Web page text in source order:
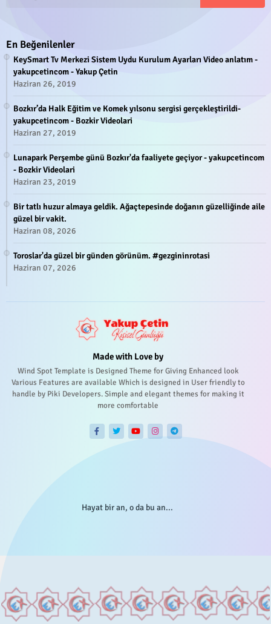
En Beğenilenler
KeySmart Tv Merkezi Sistem Uydu Kurulum Ayarları Video anlatım -
yakupcetincom - Yakup Çetin
Haziran 26, 2019
Bozkır’da Halk Eğitim ve Komek yılsonu sergisi gerçekleştirildi-
yakupcetincom - Bozkir Videolari
Haziran 27, 2019
Lunapark Perşembe günü Bozkır'da faaliyete geçiyor - yakupcetincom
- Bozkir Videolari
Haziran 23, 2019
Bir tatlı huzur almaya geldik. Ağaçtepesinde doğanın güzelliğinde aile
güzel bir vakit.
Haziran 08, 2026
Toroslar'da güzel bir günden görünüm. #gezgininrotasi
Haziran 07, 2026
Made with Love by
Wind Spot Template is Designed Theme for Giving Enhanced look
Various Features are available Which is designed in User friendly to
handle by Piki Developers. Simple and elegant themes for making it
more comfortable
Hayat bir an, o da bu an...